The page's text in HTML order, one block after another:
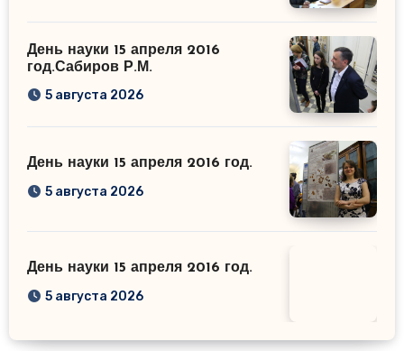
День науки 15 апреля 2016
год.Сабиров Р.М.
5 августа 2026
День науки 15 апреля 2016 год.
5 августа 2026
День науки 15 апреля 2016 год.
5 августа 2026